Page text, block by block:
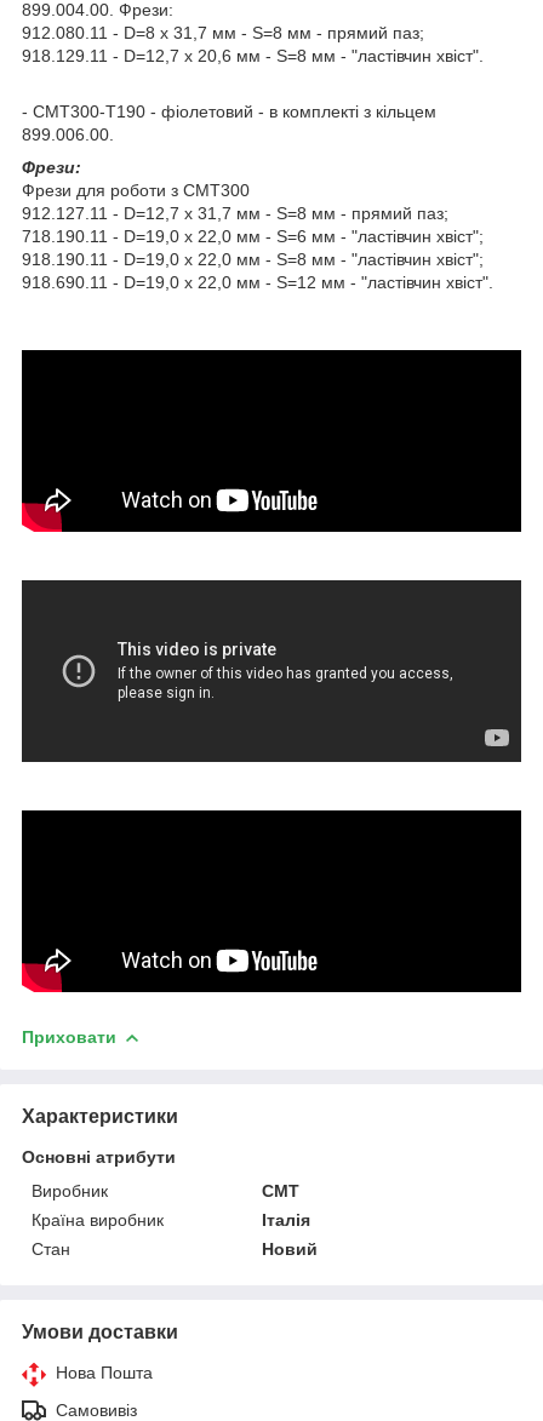
899.004.00. Фрези:
912.080.11 - D=8 x 31,7 мм - S=8 мм - прямий паз;
918.129.11 - D=12,7 x 20,6 мм - S=8 мм - "ластівчин хвіст".
- CMT300-T190 - фіолетовий - в комплекті з кільцем
899.006.00.
Фрези:
Фрези для роботи з CMT300
912.127.11 - D=12,7 x 31,7 мм - S=8 мм - прямий паз;
718.190.11 - D=19,0 x 22,0 мм - S=6 мм - "ластівчин хвіст";
918.190.11 - D=19,0 x 22,0 мм - S=8 мм - "ластівчин хвіст";
918.690.11 - D=19,0 x 22,0 мм - S=12 мм - "ластівчин хвіст".
Приховати
Характеристики
Основні атрибути
Виробник
CMT
Країна виробник
Італія
Стан
Новий
Умови доставки
Нова Пошта
Самовивіз